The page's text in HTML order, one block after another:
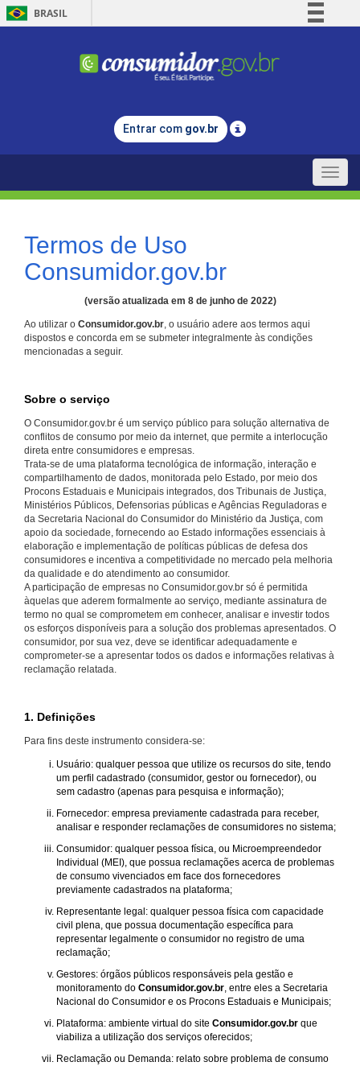
BRASIL
Comunica BR
Legislação
Entrar com gov.br
Toggle
Termos de Uso
Consumidor.gov.br
(versão atualizada em 8 de junho de 2022)
Ao utilizar o Consumidor.gov.br, o usuário adere aos termos aqui
dispostos e concorda em se submeter integralmente às condições
mencionadas a seguir.
Sobre o serviço
O Consumidor.gov.br é um serviço público para solução alternativa de
conflitos de consumo por meio da internet, que permite a interlocução
direta entre consumidores e empresas.
Trata-se de uma plataforma tecnológica de informação, interação e
compartilhamento de dados, monitorada pelo Estado, por meio dos
Procons Estaduais e Municipais integrados, dos Tribunais de Justiça,
Ministérios Públicos, Defensorias públicas e Agências Reguladoras e
da Secretaria Nacional do Consumidor do Ministério da Justiça, com
apoio da sociedade, fornecendo ao Estado informações essenciais à
elaboração e implementação de políticas públicas de defesa dos
consumidores e incentiva a competitividade no mercado pela melhoria
da qualidade e do atendimento ao consumidor.
A participação de empresas no Consumidor.gov.br só é permitida
àquelas que aderem formalmente ao serviço, mediante assinatura de
termo no qual se comprometem em conhecer, analisar e investir todos
os esforços disponíveis para a solução dos problemas apresentados. O
consumidor, por sua vez, deve se identificar adequadamente e
comprometer-se a apresentar todos os dados e informações relativas à
reclamação relatada.
1. Definições
Para fins deste instrumento considera-se:
Usuário: qualquer pessoa que utilize os recursos do site, tendo
um perfil cadastrado (consumidor, gestor ou fornecedor), ou
sem cadastro (apenas para pesquisa e informação);
Fornecedor: empresa previamente cadastrada para receber,
analisar e responder reclamações de consumidores no sistema;
Consumidor: qualquer pessoa física, ou Microempreendedor
Individual (MEI), que possua reclamações acerca de problemas
de consumo vivenciados em face dos fornecedores
previamente cadastrados na plataforma;
Representante legal: qualquer pessoa física com capacidade
civil plena, que possua documentação específica para
representar legalmente o consumidor no registro de uma
reclamação;
Gestores: órgãos públicos responsáveis pela gestão e
monitoramento do Consumidor.gov.br, entre eles a Secretaria
Nacional do Consumidor e os Procons Estaduais e Municipais;
Plataforma: ambiente virtual do site Consumidor.gov.br que
viabiliza a utilização dos serviços oferecidos;
Reclamação ou Demanda: relato sobre problema de consumo